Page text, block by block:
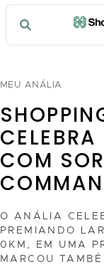
MEU ANÁLIA
COM
O ANÁLIA
PREMIANDO
0KM, EM UMA
MARCOU